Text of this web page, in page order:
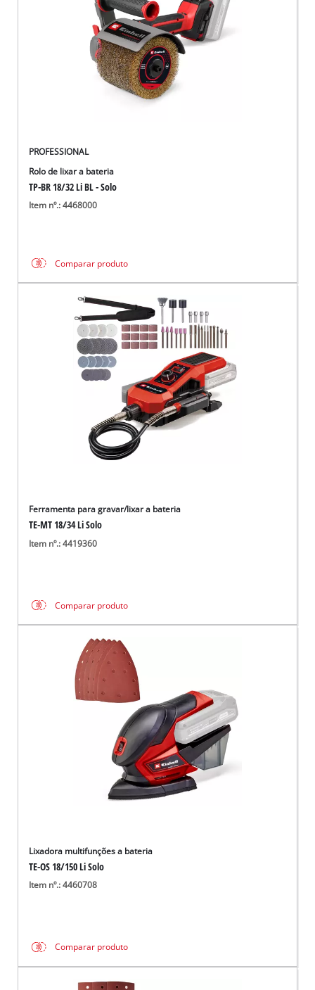
PROFESSIONAL
Rolo de lixar a bateria
TP-BR 18/32 Li BL - Solo
Item nº.: 4468000
Comparar produto
Ferramenta para gravar/lixar a bateria
TE-MT 18/34 Li Solo
Item nº.: 4419360
Comparar produto
Lixadora multifunções a bateria
TE-OS 18/150 Li Solo
Item nº.: 4460708
Comparar produto